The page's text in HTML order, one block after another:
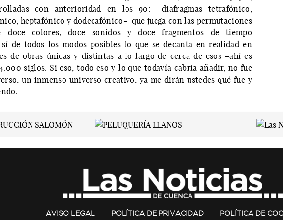
con anterioridad en los 90: diafragmas tetrafónico,
heptafónico y dodecafónico– que juega con las permutaciones
doce colores, doce sonidos y doce fragmentos de tiempo
de todos los modos posibles lo que se decanta en realidad en
de obras únicas y distintas a lo largo de cerca de esos –ahí es
siglos. Si eso, todo eso y lo que todavía cabría añadir, no fue
un inmenso universo creativo, ya me dirán ustedes qué fue y
AVISO LEGAL POLÍTICA DE PRIVACIDAD POLÍTICA DE